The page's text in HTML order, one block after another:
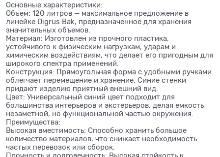
Основные характеристики:
Объем: 120 литров — максимальное предложение в
линейке Digrus Bak, предназначенное для хранения
значительных объемов.
Материал: Изготовлен из прочного пластика,
устойчивого к физическим нагрузкам, ударам и
химическим воздействиям, что делает его пригодным для
широкого спектра применений.
Конструкция: Прямоугольная форма с удобными ручками
облегчает перемещение и хранение. Синие стенки
придают изделию приятный внешний вид.
Цвет: Универсальный синий цвет подходит для
большинства интерьеров и экстерьеров, делая емкость
незаметной, но функциональной частью окружения.
Преимущества:
Высокая вместимость: Способно хранить большое
количество материалов, что снижает необходимость
частых перевозок или сборок.
Прочность и долговечность: Высокая стойкость к